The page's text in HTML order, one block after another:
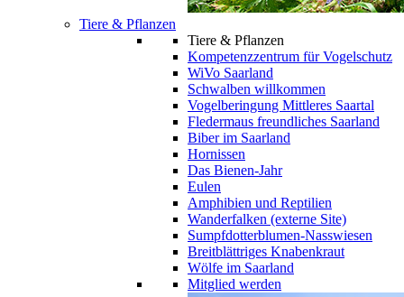
Tiere & Pflanzen
Tiere & Pflanzen
Kompetenzzentrum für Vogelschutz
WiVo Saarland
Schwalben willkommen
Vogelberingung Mittleres Saartal
Fledermaus freundliches Saarland
Biber im Saarland
Hornissen
Das Bienen-Jahr
Eulen
Amphibien und Reptilien
Wanderfalken (externe Site)
Sumpfdotterblumen-Nasswiesen
Breitblättriges Knabenkraut
Wölfe im Saarland
Mitglied werden